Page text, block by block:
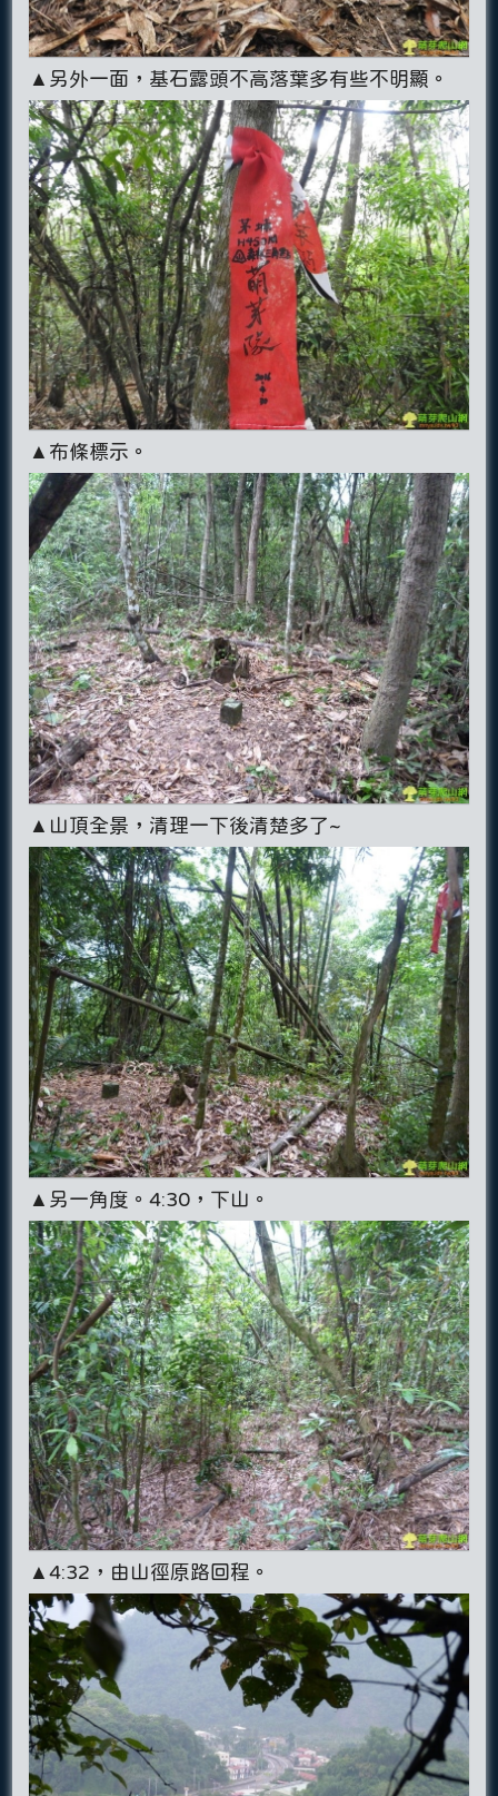
▲另外一面，基石露頭不高落葉多有些不明顯。
▲布條標示。
▲山頂全景，清理一下後清楚多了~
▲另一角度。4:30，下山。
▲4:32，由山徑原路回程。